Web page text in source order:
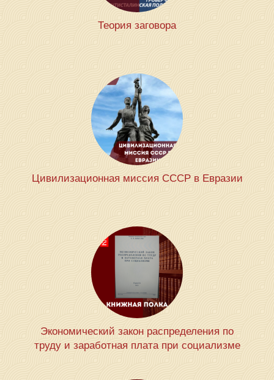
Теория заговора
Цивилизационная миссия СССР в Евразии
Экономический закон распределения по
труду и заработная плата при социализме